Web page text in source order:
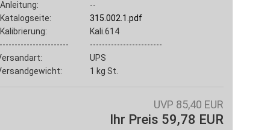
Anleitung:
--
Katalogseite:
315.002.1.pdf
Kalibrierung:
Kali.614
------------------------
UPS
1 kg St.
UVP 85,40 EUR
Ihr Preis 59,78 EUR